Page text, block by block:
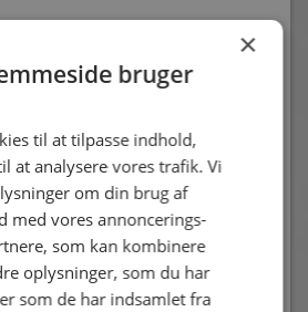
og her spilles Daniel Holm fladt i
han ikke, og HIF er foran 3-0.
Patrick Naundrup have udbygget
redder glimrende hans tørre hug
til HIF. Presset holdes
i feltet, hvor Kristoffer Wichmann
lige i hænderne på
senere tryller Daniel Holm ved
i feltet, hvor Mikkel Dahl får hovedet
favnen på målmanden. Herefter
×
bruger
til at tilpasse indhold,
at analysere vores trafik. Vi
om din brug af
med vores annoncerings-
som kan kombinere
oplysninger, som du har
som de har indsamlet fra